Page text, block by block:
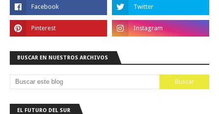
BUSCAR EN NUESTROS ARCHIVOS
EL FUTURO DEL SUR